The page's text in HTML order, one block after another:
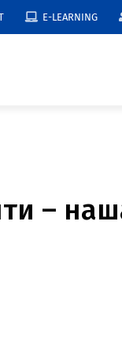
E-LEARNING
–